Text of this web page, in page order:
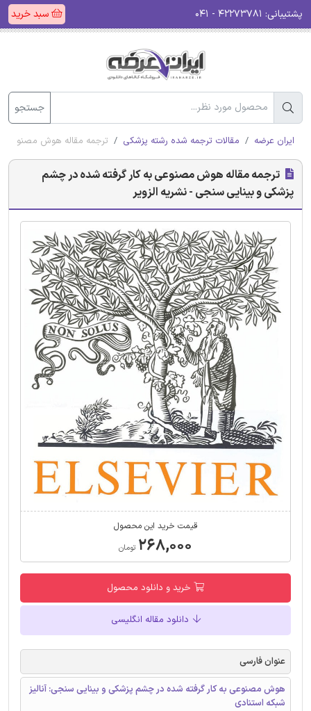
پشتیبانی: سبد خرید
جستجو
ایران عرضه مقالات ترجمه شده رشته پزشکی ترجمه مقاله هوش مصنوعی
ترجمه مقاله هوش مصنوعی به کار گرفته شده در چشم
پزشکی و بینایی سنجی - نشریه الزویر
قیمت خرید این محصول
۲۶۸,۰۰۰ تومان
خرید و دانلود محصول
دانلود مقاله انگلیسی
عنوان فارسی
هوش مصنوعی به کار گرفته شده در چشم پزشکی و بینایی سنجی: آنالیز
شبکه استنادی